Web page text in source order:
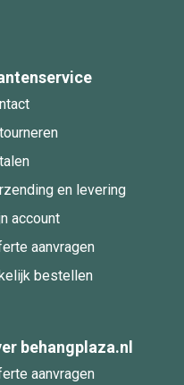
en levering
account
aanvragen
bestellen
behangplaza.nl
aanvragen